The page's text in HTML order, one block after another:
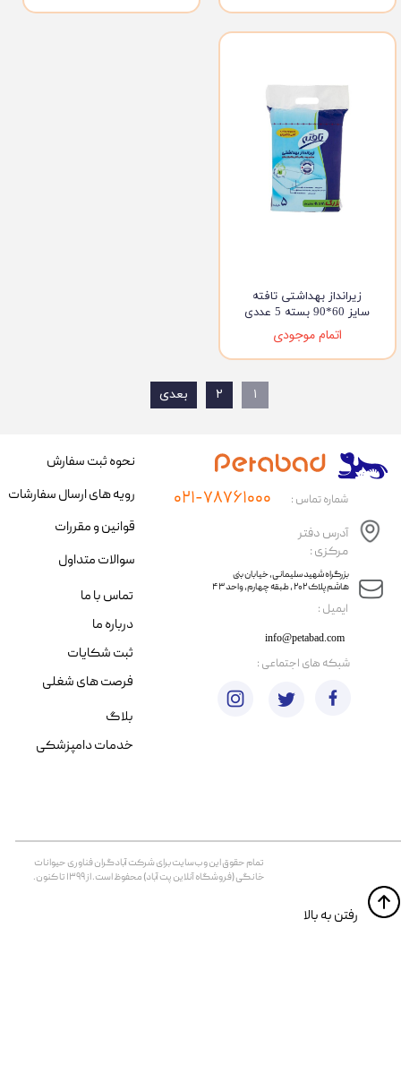
زیرانداز بهداشتی تافته
سایز 60*90 بسته 5 عددی
اتمام موجودی
۱ ۲ بعدی
​ایمیل :
آدرس دفتر
مرکزی :
info@petabad.com
​​بزرگراه شهید سلیمانی، خیابان بنی
هاشم پلاک ۲۰۲ ، طبقه چهارم، واحد ۴۳
شماره تماس : ۰۲۱-۷۸۷۶۱۰۰۰
تمام حقوق اين وب‌سايت برای شرکت آبادگران فناوری حیوانات
خانگی (فروشگاه آنلاین پت آباد) محفوظ است. از ۱۳۹۹ تا کنون.
​​رفتن به بالا
نحوه ثبت سفارش
رویه های ارسال سفارشات
قوانین و مقررات
سوالات متداول
تماس با ما
درباره ما
ثبت شکایات
فرصت های شغلی
​شبکه های اجتماعی :
بلاگ
خدمات دامپزشکی